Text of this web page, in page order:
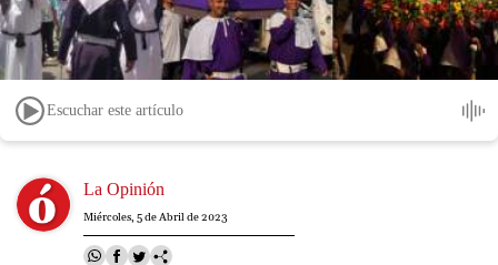
Escuchar este artículo
Image La Opinión
Miércoles, 5 de Abril de 2023